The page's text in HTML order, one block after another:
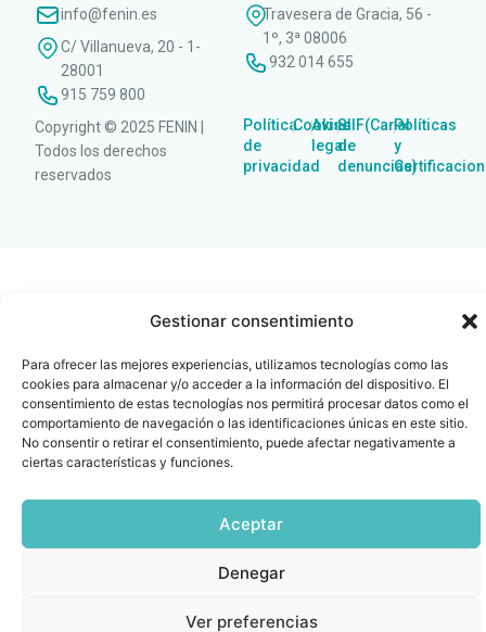
Gestionar consentimiento
Para ofrecer las mejores experiencias, utilizamos tecnologías como las
cookies para almacenar y/o acceder a la información del dispositivo. El
consentimiento de estas tecnologías nos permitirá procesar datos como el
comportamiento de navegación o las identificaciones únicas en este sitio.
No consentir o retirar el consentimiento, puede afectar negativamente a
ciertas características y funciones.
Aceptar
Denegar
Ver preferencias
info@fenin.es
C/ Villanueva, 20 - 1-
28001
915 759 800
Travesera de Gracia, 56 -
1º, 3ª 08006
932 014 655
Copyright © 2025 FENIN |
Todos los derechos
reservados
Política
de
privacidad
|Cookies
|Aviso
legal
|SIIF(Canal
de
denuncias)
|Políticas
y